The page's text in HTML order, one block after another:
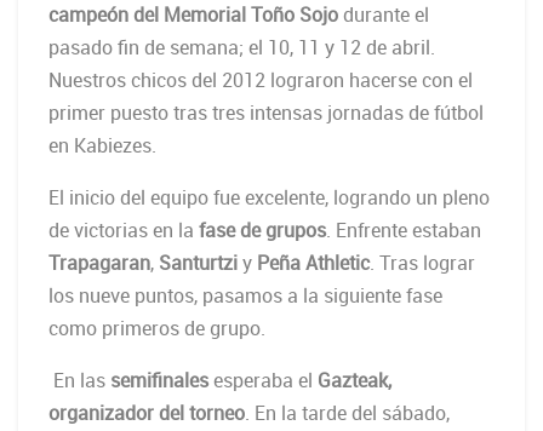
campeón del Memorial Toño Sojodurante el
pasado fin de semana; el 10, 11 y 12 de abril.
Nuestros chicos del 2012 lograron hacerse con el
primer puesto tras tres intensas jornadas de fútbol
en Kabiezes.
El inicio del equipo fue excelente, logrando un pleno
de victorias en la fase de grupos. Enfrente estaban
Trapagaran, Santurtziy Peña Athletic. Tras lograr
los nueve puntos, pasamos a la siguiente fase
como primeros de grupo.
En las semifinalesesperaba el Gazteak,
organizador del torneo. En la tarde del sábado,